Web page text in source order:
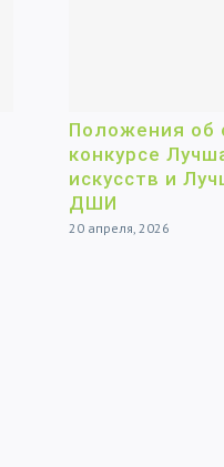
Положения об
конкурсе
искусств и
ДШИ
20 апреля, 2026